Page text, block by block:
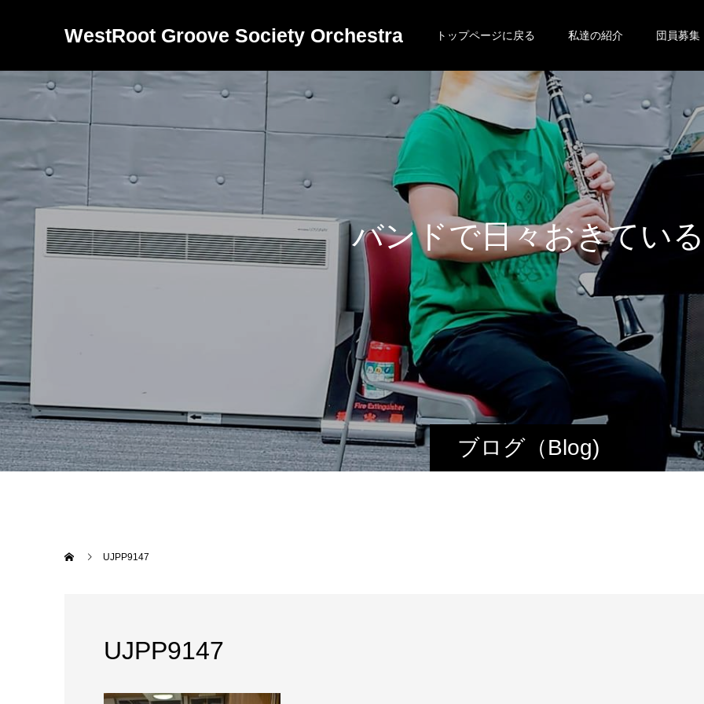
WestRoot Groove Society Orchestra トップページに戻る 私達の紹介 団員募集
ブログ（Blog)
バンドで日々おきている日 常を
UJPP9147
UJPP9147